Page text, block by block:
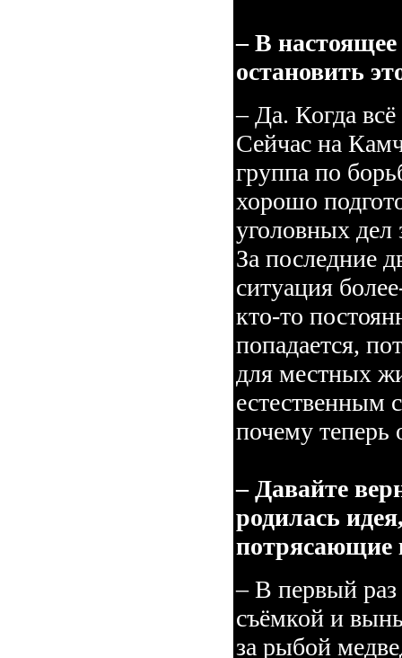
– В
остановить
– Да. Когда
Сейчас на
группа по
хорошо
уголовных дел
За последние
ситуация
кто-то
попадается,
для местных
естественным
почему теперь
– Давайте
родилась
потрясающие
– В первый раз
съёмкой и
за рыбой